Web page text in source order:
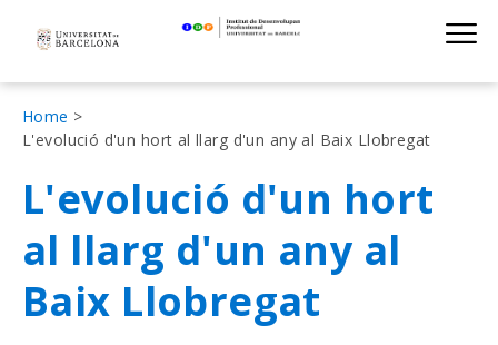
navigation
Institut de
Fil
d'Ariadna
Home
L'evolució d'un hort al llarg d'un any al Baix Llobregat
L'evolució d'un hort
al llarg d'un any al
Baix Llobregat